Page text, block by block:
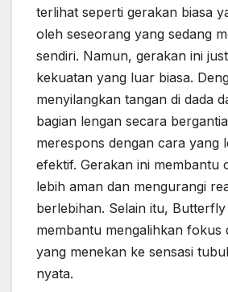
terlihat seperti gerakan biasa
oleh seseorang yang sedang
sendiri. Namun, gerakan ini
kekuatan yang luar biasa.
menyilangkan tangan di dada
bagian lengan secara
merespons dengan cara yang
efektif. Gerakan ini membantu
lebih aman dan mengurangi
berlebihan. Selain itu,
membantu mengalihkan fokus
yang menekan ke sensasi
nyata.